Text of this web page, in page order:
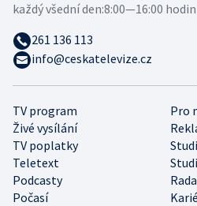
TV program
Pro
Živé vysílání
TV poplatky
Teletext
Podcasty
Počasí
každý všední den:8:00—16:00 hodin
261 136 113
info@ceskatelevize.cz